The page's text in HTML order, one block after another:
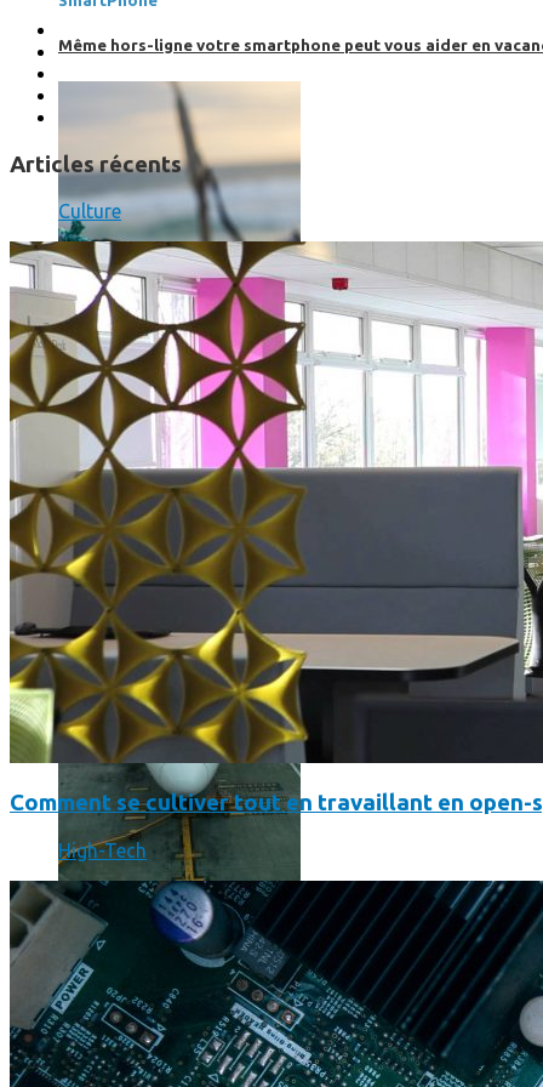
Même hors-ligne votre smartphone peut vous aider en
Comment réduire au maximum la consommation de son
Un boîtier imprimé en 3D va faire tourner Android sur votre
Articles récents
Culture
Comment se cultiver tout en travaillant en open-
High-Tech